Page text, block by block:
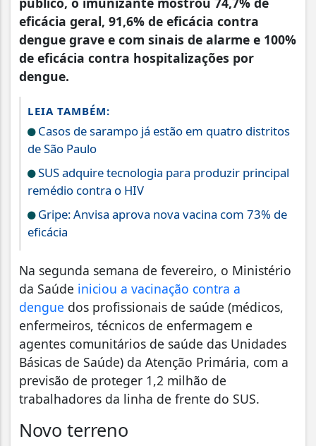
eficácia geral, 91,6% de eficácia contra
dengue grave e com sinais de alarme e 100%
de eficácia contra hospitalizações por
dengue.
LEIA TAMBÉM:
Casos de sarampo já estão em quatro distritos
de São Paulo
SUS adquire tecnologia para produzir principal
remédio contra o HIV
Gripe: Anvisa aprova nova vacina com 73% de
eficácia
Na segunda semana de fevereiro, o Ministério
da Saúde iniciou a vacinação contra a
dengue dos profissionais de saúde (médicos,
enfermeiros, técnicos de enfermagem e
agentes comunitários de saúde das Unidades
Básicas de Saúde) da Atenção Primária, com a
previsão de proteger 1,2 milhão de
trabalhadores da linha de frente do SUS.
Novo terreno